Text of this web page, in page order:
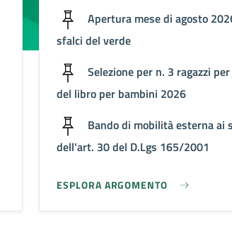
Apertura mese di agosto
sfalci del verde
Selezione per n. 3 ragazzi
del libro per bambini 2026
Bando di mobilità esterna ai
dell'art. 30 del D.Lgs 165/2001
ESPLORA ARGOMENTO